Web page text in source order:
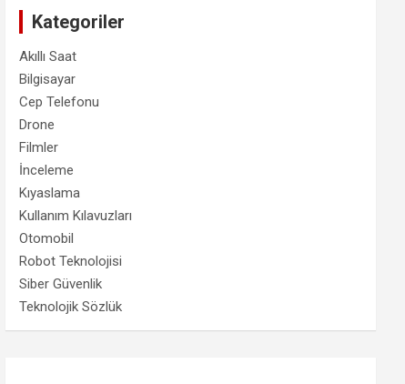
Kategoriler
Akıllı Saat
Bilgisayar
Cep Telefonu
Drone
Filmler
İnceleme
Kıyaslama
Kullanım Kılavuzları
Otomobil
Robot Teknolojisi
Siber Güvenlik
Teknolojik Sözlük